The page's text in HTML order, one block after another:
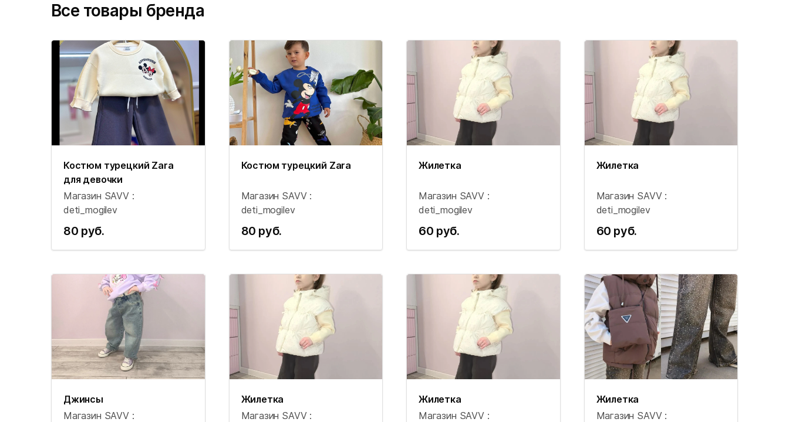
Все товары бренда
Костюм турецкий Zara
для девочки
Магазин SAVV :
deti_mogilev
80 руб.
Костюм турецкий Zara
Магазин SAVV :
deti_mogilev
80 руб.
Жилетка
Магазин SAVV :
deti_mogilev
60 руб.
Жилетка
Магазин SAVV :
deti_mogilev
60 руб.
Джинсы
Магазин SAVV :
Жилетка
Магазин SAVV :
Жилетка
Магазин SAVV :
Жилетка
Магазин SAVV :